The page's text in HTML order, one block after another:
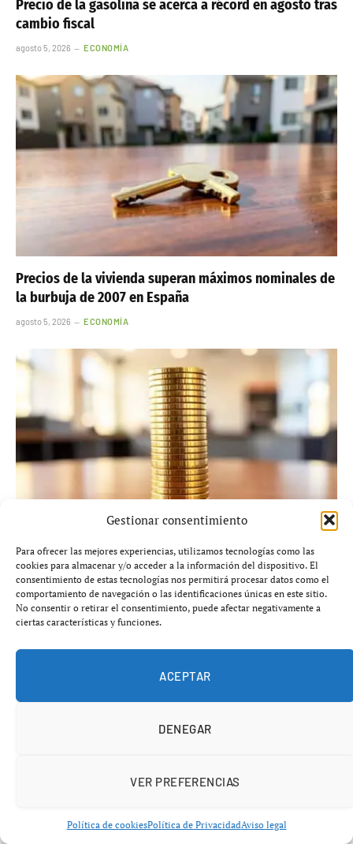
Gestionar consentimiento
Para ofrecer las mejores experiencias, utilizamos tecnologías como las
cookies para almacenar y/o acceder a la información del dispositivo. El
consentimiento de estas tecnologías nos permitirá procesar datos como el
comportamiento de navegación o las identificaciones únicas en este sitio.
No consentir o retirar el consentimiento, puede afectar negativamente a
ciertas características y funciones.
ACEPTAR
DENEGAR
VER PREFERENCIAS
Política de cookiesPolítica de PrivacidadAviso legal
Precio de la gasolina se acerca a récord en agosto tras
cambio fiscal
agosto 5, 2026 ECONOMÍA
Precios de la vivienda superan máximos nominales de
la burbuja de 2007 en España
agosto 5, 2026 ECONOMÍA
Crédito al consumo en España crece un 11% en junio
de 2026
agosto 5, 2026 ECONOMÍA